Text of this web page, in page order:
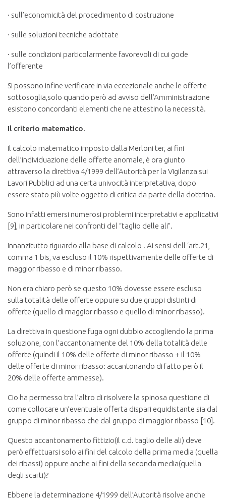
· sull’economicità del procedimento di costruzione
· sulle soluzioni tecniche adottate
· sulle condizioni particolarmente favorevoli di cui gode
l’offerente
Si possono infine verificare in via eccezionale anche le offerte
sottosoglia,solo quando però ad avviso dell’Amministrazione
esistono concordanti elementi che ne attestino la necessità.
Il criterio matematico.
Il calcolo matematico imposto dalla Merloni ter, ai fini
dell’individuazione delle offerte anomale, è ora giunto
attraverso la direttiva 4/1999 dell’Autorità per la Vigilanza sui
Lavori Pubblici ad una certa univocità interpretativa, dopo
essere stato più volte oggetto di critica da parte della dottrina.
Sono infatti emersi numerosi problemi interpretativi e applicativi
[9], in particolare nei confronti del “taglio delle ali”.
Innanzitutto riguardo alla base di calcolo . Ai sensi dell ‘art.21,
comma 1 bis, va escluso il 10% rispettivamente delle offerte di
maggior ribasso e di minor ribasso.
Non era chiaro però se questo 10% dovesse essere escluso
sulla totalità delle offerte oppure su due gruppi distinti di
offerte (quello di maggior ribasso e quello di minor ribasso).
La direttiva in questione fuga ogni dubbio accogliendo la prima
soluzione, con l’accantonamente del 10% della totalità delle
offerte (quindi il 10% delle offerte di minor ribasso + il 10%
delle offerte di minor ribasso: accantonando di fatto però il
20% delle offerte ammesse).
Cio ha permesso tra l’altro di risolvere la spinosa questione di
come collocare un’eventuale offerta dispari equidistante sia dal
gruppo di minor ribasso che dal gruppo di maggior ribasso [10].
Questo accantonamento fittizio(il c.d. taglio delle ali) deve
però effettuarsi solo ai fini del calcolo della prima media (quella
dei ribassi) oppure anche ai fini della seconda media(quella
degli scarti)?
Ebbene la determinazione 4/1999 dell’Autorità risolve anche